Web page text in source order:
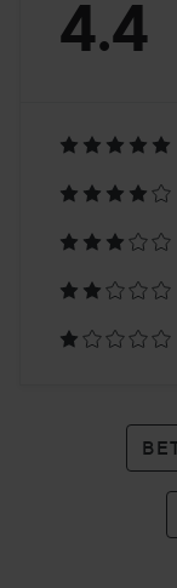
på
173
4.4